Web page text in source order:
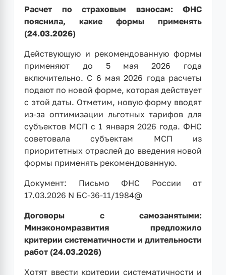
Расчет по страховым взносам: ФНС
пояснила, какие формы применять
(24.03.2026)
Действующую и рекомендованную формы
применяют до 5 мая 2026 года
включительно. С 6 мая 2026 года расчеты
подают по новой форме, которая действует
с этой даты. Отметим, новую форму вводят
из-за оптимизации льготных тарифов для
субъектов МСП с 1 января 2026 года. ФНС
советовала субъектам МСП из
приоритетных отраслей до введения новой
формы применять рекомендованную.
Документ: Письмо ФНС России от
17.03.2026 N БС-36-11/1984@
Договоры с самозанятыми:
Минэкономразвития предложило
критерии систематичности и длительности
работ (24.03.2026)
Хотят ввести критерии систематичности и